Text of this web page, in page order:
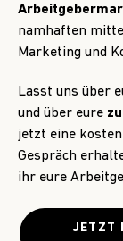
namhaften
Marketing und
Lasst uns über
und über eure
jetzt eine
Gespräch
ihr eure
JETZT